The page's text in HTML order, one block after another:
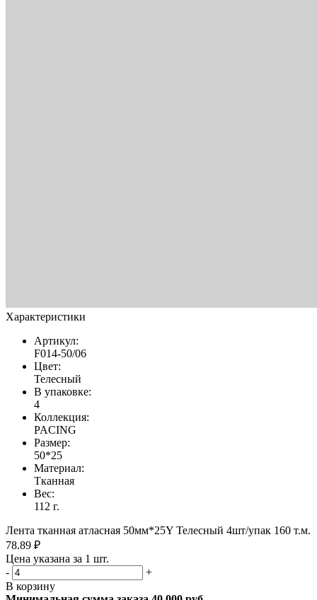
Характеристики
Артикул:
F014-50/06
Цвет:
Телесный
В упаковке:
4
Коллекция:
PACING
Размер:
50*25
Материал:
Тканная
Вес:
112 г.
Лента тканная атласная 50мм*25Y Телесный 4шт/упак 160 т.м.
78.89 ₽
Цена указана за 1 шт.
-
+
В корзину